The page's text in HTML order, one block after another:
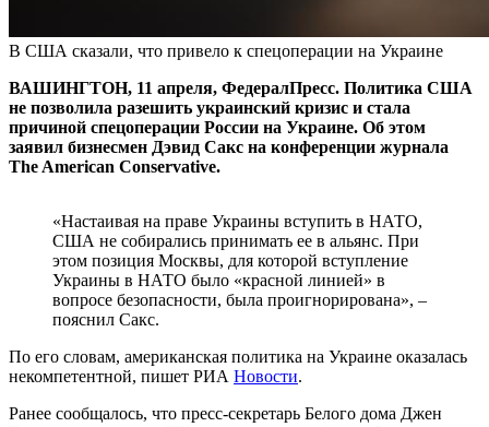
В США сказали, что привело к спецоперации на Украине
ВАШИНГТОН, 11 апреля, ФедералПресс. Политика США
не позволила разешить украинский кризис и стала
причиной спецоперации России на Украине. Об этом
заявил бизнесмен Дэвид Сакс на конференции журнала
The American Conservative.
«Настаивая на праве Украины вступить в НАТО,
США не собирались принимать ее в альянс. При
этом позиция Москвы, для которой вступление
Украины в НАТО было «красной линией» в
вопросе безопасности, была проигнорирована», –
пояснил Сакс.
По его словам, американская политика на Украине оказалась
некомпетентной, пишет РИА Новости.
Ранее сообщалось, что пресс-секретарь Белого дома Джен